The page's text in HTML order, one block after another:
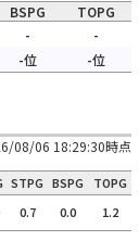
BSPG
TOPG
-
-
-位 -位
08/06 18:29:30時点
STPG BSPG
TOPG
0.7 0.0 1.2